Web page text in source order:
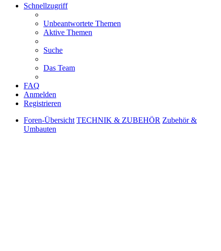
Schnellzugriff
Unbeantwortete Themen
Aktive Themen
Suche
Das Team
FAQ
Anmelden
Registrieren
Foren-Übersicht TECHNIK & ZUBEHÖR Zubehör &
Umbauten